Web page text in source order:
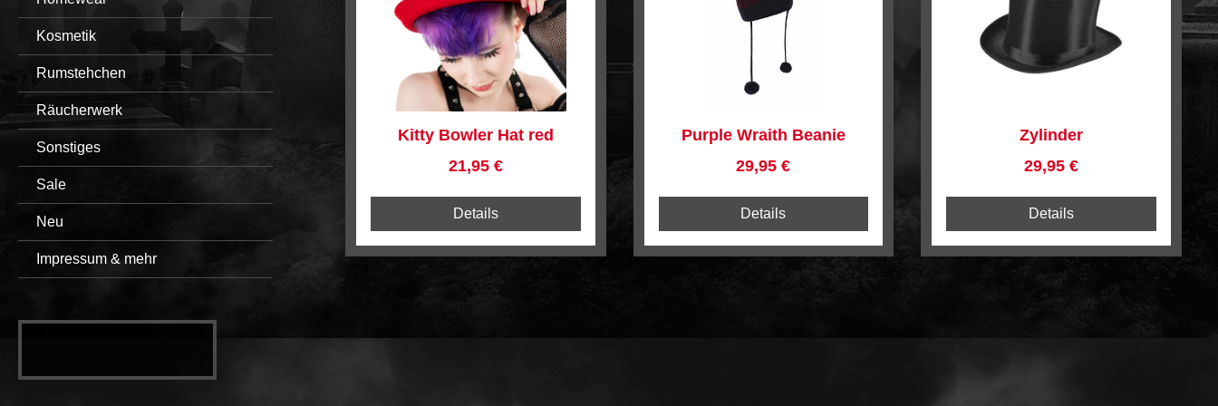
Kosmetik
Rumstehchen
Räucherwerk
Sonstiges
Sale
Neu
Impressum & mehr
Kitty Bowler Hat red
Regulärer Preis:
21,95 €
Details
Purple Wraith Beanie
Regulärer Preis:
29,95 €
Details
Zylinder
Regulärer Preis:
29,95 €
Details